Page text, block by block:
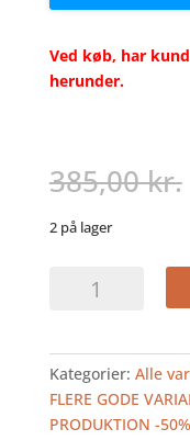
Ved køb, har
herunder.
385,00kr.
2 på lager
LUXEMBOURG
TILBUD
antal
Kategorier: Alle
FLERE GODE
PRODUKTION -50%